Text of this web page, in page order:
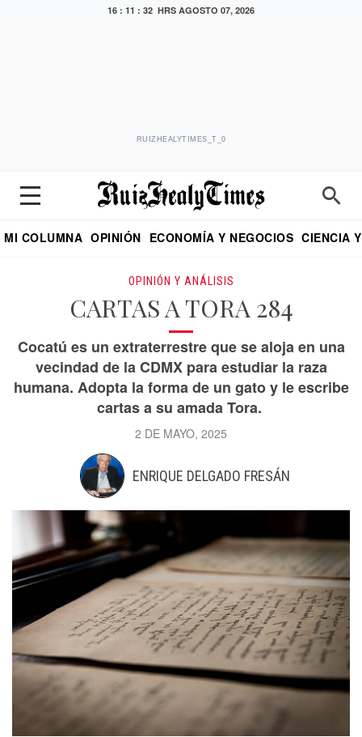
16 : 11 : 33 HRS AGOSTO 07, 2026
RUIZHEALYTIMES_T_0
MI COLUMNA OPINIÓN ECONOMÍA Y NEGOCIOS CIENCIA
OPINIÓN Y ANÁLISIS
CARTAS A TORA 284
Cocatú es un extraterrestre que se aloja en una
vecindad de la CDMX para estudiar la raza
humana. Adopta la forma de un gato y le escribe
cartas a su amada Tora.
2 DE MAYO, 2025
ENRIQUE DELGADO FRESÁN